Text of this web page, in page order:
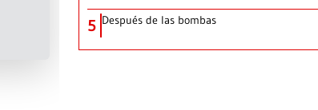
5 Después de las bombas